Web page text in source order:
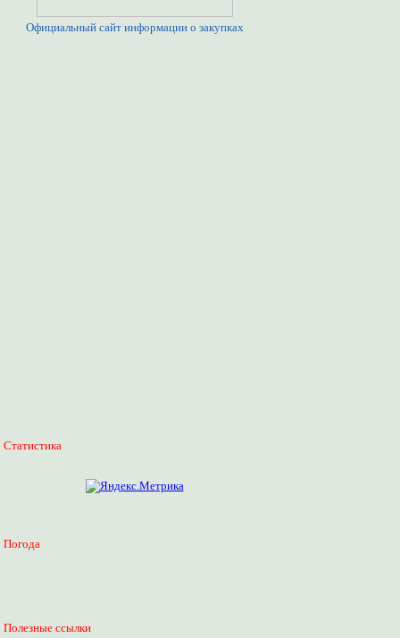
Официальный сайт информации о закупках
Статистика
Погода
Полезные ссылки